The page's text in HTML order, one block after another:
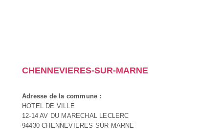
CHENNEVIERES-SUR-MARNE
Adresse de la commune :
HOTEL DE VILLE
12-14 AV DU MARECHAL LECLERC
94430 CHENNEVIERES-SUR-MARNE